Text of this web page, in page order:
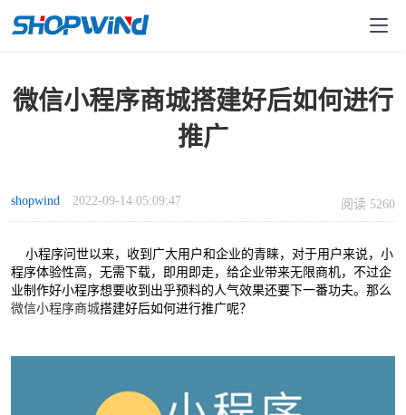
微信小程序商城搭建好后如何进行
推广
shopwind 2022-09-14 05:09:47 阅读 5260
小程序问世以来，收到广大用户和企业的青睐，对于用户来说，小
程序体验性高，无需下载，即用即走，给企业带来无限商机，不过企
业制作好小程序想要收到出乎预料的人气效果还要下一番功夫。那么
微信小程序商城搭建好后如何进行推广呢？